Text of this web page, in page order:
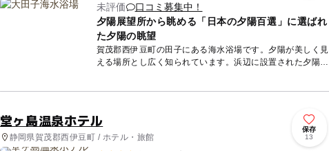
未評価
口コミ募集中！
夕陽展望所から眺める「日本の夕陽百選」に選ばれ
た夕陽の眺望
賀茂郡西伊豆町の田子にある海水浴場です。夕陽が美しく見
える場所とし広く知られています。浜辺に設置された夕陽展
堂ヶ島温泉ホテル
静岡県賀茂郡西伊豆町 / ホテル・旅館
保存
13